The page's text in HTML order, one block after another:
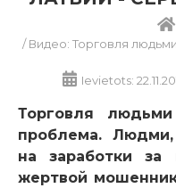
/Видео: Торговля
Ievietots:
Торговля
проблема.
на заработки за
жертвой